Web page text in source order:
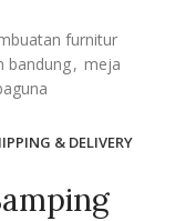
furnitur
bandung, meja
& DELIVERY